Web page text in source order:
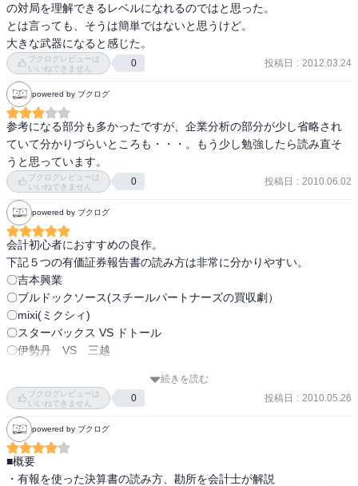
の対局を理解できるレベルになれるのではと思った。
とは言っても、そうは簡単ではないと思うけど。
大きな武器になると感じた。
ブクログレビューは
いいねできません
0 投稿日 : 2012.03.24
powered by ブクログ
参考になる部分も多かったですが、企業分析の部分が少し省略され
ていて分かりづらいところも・・・。もう少し勉強したら読み直そ
うと思っています。
ブクログレビューは
いいねできません
0 投稿日 : 2010.06.02
powered by ブクログ
会計初心者におすすめの良作。
下記５つの有価証券報告書の読み方は非常に分かりやすい。
〇吉本興業
〇ブルドックソース(スチールパートナーズの買収劇）
〇mixi(ミクシィ)
〇スターバックス VS ドトール
〇伊勢丹　VS　三越
【2010年5月23日立ち読み】
続きを読む
ブクログレビューは
いいねできません
0 投稿日 : 2010.05.26
powered by ブクログ
■概要
・有報を使った決算書の読み方、勘所を会計士が解説